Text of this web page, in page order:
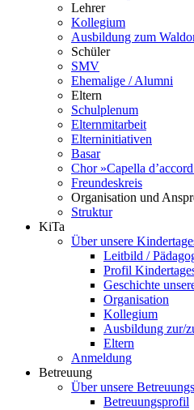
Lehrer
Kollegium
Ausbildung zum
Schüler
SMV
Ehemalige / Alumni
Eltern
Schulplenum
Elternmitarbeit
Elterninitiativen
Basar
Chor »Capella
Freundeskreis
Organisation und
Struktur
KiTa
Über unsere
Leitbild /
Profil
Geschichte
Organisation
Kollegium
Ausbildung zur/
Eltern
Anmeldung
Betreuung
Über unsere
Betreuungsprofil